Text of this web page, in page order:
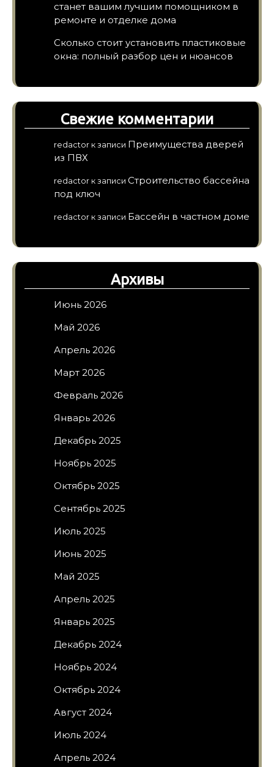
станет вашим лучшим помощником в
ремонте и отделке дома
Сколько стоит установить пластиковые
окна: полный разбор цен и нюансов
Свежие комментарии
redactor к записи Преимущества дверей
из ПВХ
redactor к записи Строительство бассейна
под ключ
redactor к записи Бассейн в частном доме
Архивы
Июнь 2026
Май 2026
Апрель 2026
Март 2026
Февраль 2026
Январь 2026
Декабрь 2025
Ноябрь 2025
Октябрь 2025
Сентябрь 2025
Июль 2025
Июнь 2025
Май 2025
Апрель 2025
Январь 2025
Декабрь 2024
Ноябрь 2024
Октябрь 2024
Август 2024
Июль 2024
Апрель 2024